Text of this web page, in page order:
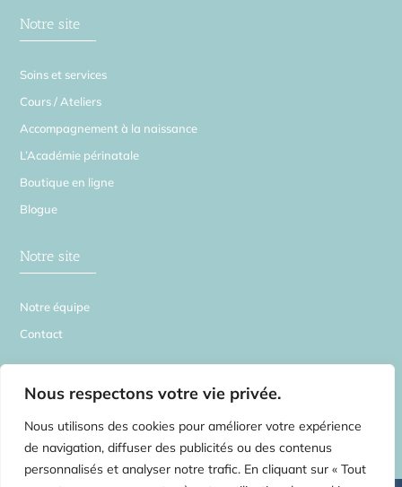
Nous respectons votre vie privée.
Nous utilisons des cookies pour améliorer votre expérience
de navigation, diffuser des publicités ou des contenus
personnalisés et analyser notre trafic. En cliquant sur « Tout
Notre site
Soins et services
Cours / Ateliers
Accompagnement à la naissance
L’Académie périnatale
Boutique en ligne
Blogue
Notre site
Notre équipe
Contact